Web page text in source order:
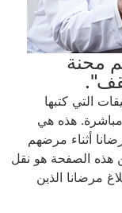
محنة
التي كتبها
مباشرة. هذه هي
أثناء مرضهم
هذه الصفحة هو نقل
مرضانا الذين